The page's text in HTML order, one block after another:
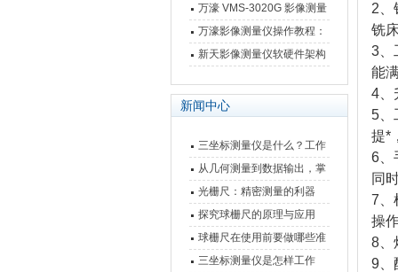
影像测量仪选型指南
万濠 VMS-3020G 影像测量
仪技术规格与应用解析
万濠影像测量仪操作教程：
从开机到出报告，新手也能
新天影像测量仪软硬件架构
新闻中心
三坐标测量仪是什么？工作
原理、分类与核心功能一次
讲清
从几何测量到数据输出，掌
握万濠影像测量仪的六大核
心能力
光栅尺：精密测量的利器
探究球栅尺的原理与应用
球栅尺在使用前要做哪些准
备工作？
三坐标测量仪是怎样工作
2、
铣
3、
能
4、
5、
提*
6、
同
7、
操
8、
9、